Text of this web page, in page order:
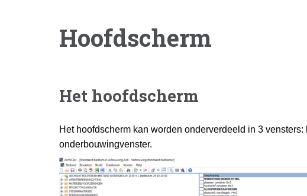
Hoofdscherm
Het hoofdscherm
Het hoofdscherm kan worden onderverdeeld in 3
onderbouwingvenster.